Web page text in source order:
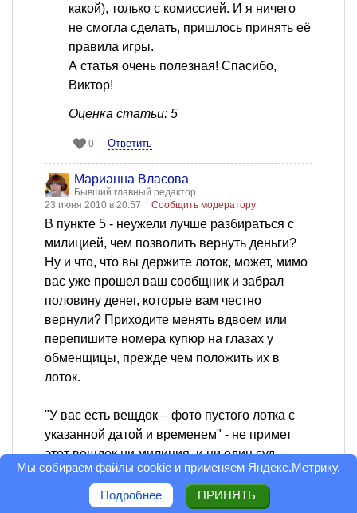
какой), только с комиссией. И я ничего
не смогла сделать, пришлось принять её
правила игры.
А статья очень полезная! Спасибо,
Виктор!
Оценка статьи: 5
0 Ответить
Марианна Власова
Бывший главный редактор
23 июня 2010 в 20:57
Сообщить модератору
В пункте 5 - неужели лучше разбираться с
милицией, чем позволить вернуть деньги?
Ну и что, что вы держите лоток, может, мимо
вас уже прошел ваш сообщник и забрал
половину денег, которые вам честно
вернули? Приходите менять вдвоем или
перепишите номера купюр на глазах у
обменщицы, прежде чем положить их в
лоток.
"У вас есть вещдок – фото пустого лотка с
указанной датой и временем" - не примет
этот вещдок ни милиция, и ни один суд.
Выставить время перед
фотографированием можно любое, а потом
Мы собираем файлы cookie и применяем Яндекс.Метрику.
Подробнее ПРИНЯТЬ